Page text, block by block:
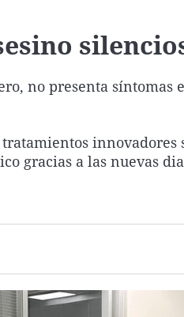
no presenta síntomas
gracias a las nuevas